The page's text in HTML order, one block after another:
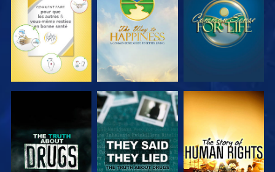
REGARDER REGARDER